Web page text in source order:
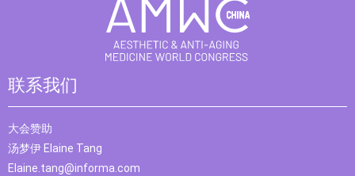
联系我们
大会赞助
汤梦伊 Elaine Tang
Elaine.tang@informa.com